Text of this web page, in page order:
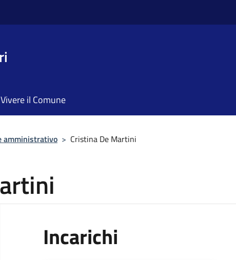
Vivere il Comune
amministrativo > Cristina De Martini
Incarichi